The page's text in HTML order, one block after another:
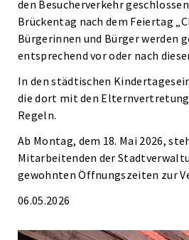
den Besucherverkehr
Brückentag nach dem Feiertag
Bürgerinnen und Bürger werden
entsprechend vor oder nach
In den städtischen
die dort mit den
Regeln.
Ab Montag, dem 18. Mai 2026,
Mitarbeitenden der
gewohnten Öffnungszeiten zur
06.05.2026